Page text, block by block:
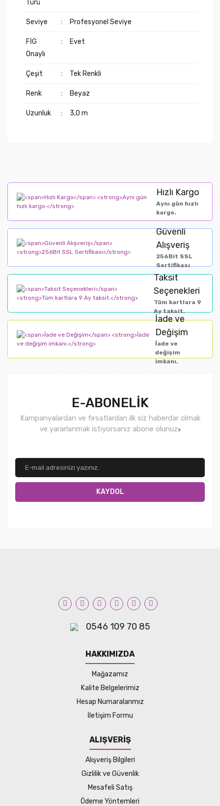
Türü
Seviye : Profesyonel Seviye
FİG
Onaylı
: Evet
Çeşit : Tek Renkli
Renk : Beyaz
Uzunluk : 3,0 m
Hızlı Kargo
Aynı gün hızlı
kargo.
Güvenli
Alışveriş
256Bit SSL
Sertifikası
Taksit
Seçenekleri
Tüm kartlara 9
Ay taksit.
İade ve
Değişim
İade ve
değişim
imkanı.
E-ABONELİK
Kampanyalardan ve fırsatlardan ilk siz haberdar olmak
ve yararlanmak istiyorsanız abone olunuz>
KAYDOL
0546 109 70 85
HAKKIMIZDA
Mağazamız
Kalite Belgelerimiz
Hesap Numaralarımız
İletişim Formu
ALIŞVERİŞ
Alışveriş Bilgileri
Gizlilik ve Güvenlik
Mesafeli Satış
Ödeme Yöntemleri